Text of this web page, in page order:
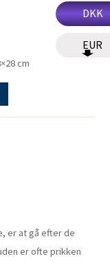
DKK
EUR
cm
er at gå efter de
er ofte prikken